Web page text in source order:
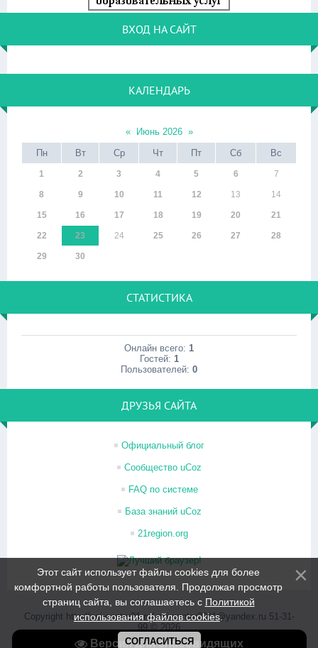
Версия для слабовидящих
ВХОД НА САЙТ
КАЛЕНДАРЬ
« Июнь 2026 »
Пн
Вт Ср Чт Пт Сб Вс
1 2 3 4 5 6 7
8 9 10 11 12 13 14
15 16 17 18 19 20 21
22 23 24 25 26 27 28
29 30
СТАТИСТИКА
Онлайн всего: 1
Гостей: 1
Пользователей: 0
ДРУЗЬЯ САЙТА
Официальный блог
Сообщество uCoz
FAQ по системе
База знаний uCoz
21region.org
Copyright http://psi-center21.ru/ psi-center2011@yandex.ru 51-31-
99 © 2026
Хостинг отuCoz
Этот сайт использует файлы cookies для более
комфортной работы пользователя. Продолжая просмотр
страниц сайта, вы соглашаетесь с Политикой
использования файлов cookies.
СОГЛАСИТЬСЯ